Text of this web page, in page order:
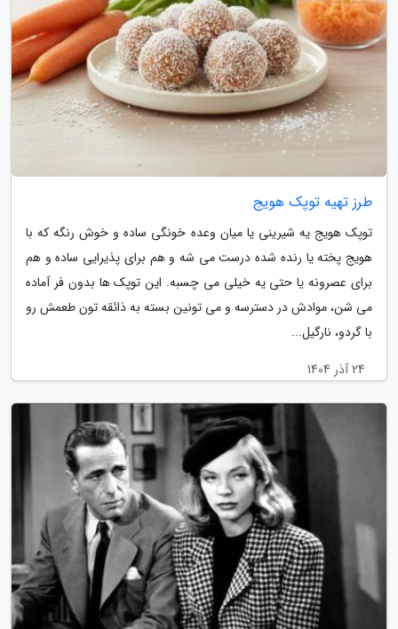
طرز تهیه توپک هویج
توپک هویج یه شیرینی یا میان وعده خونگی ساده و خوش رنگه که با
هویج پخته یا رنده شده درست می شه و هم برای پذیرایی ساده و هم
برای عصرونه یا حتی یه خیلی می چسبه. این توپک ها بدون فر آماده
می شن، موادش در دسترسه و می تونین بسته به ذائقه تون طعمش رو
با گردو، نارگیل...
24 آذر 1404